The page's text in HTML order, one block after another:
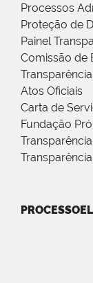
Processos
Proteção de
Painel
Comissão de
Atos Oficiais
Carta de
Fundação